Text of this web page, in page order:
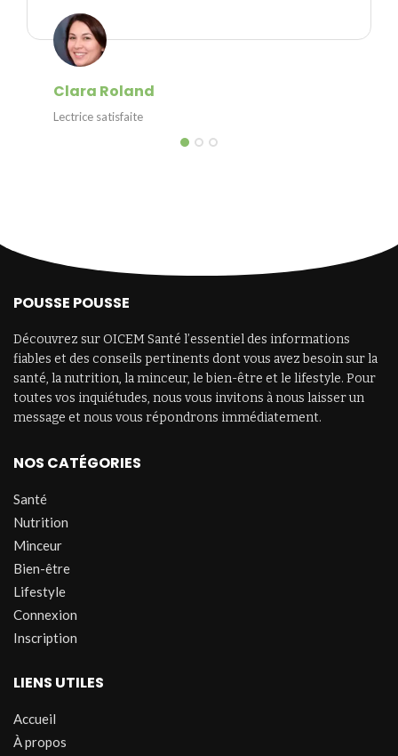
Clara Roland
Lectrice satisfaite
POUSSE POUSSE
Découvrez sur OICEM Santé l’essentiel des informations
fiables et des conseils pertinents dont vous avez besoin sur la
santé, la nutrition, la minceur, le bien-être et le lifestyle. Pour
toutes vos inquiétudes, nous vous invitons à nous laisser un
message et nous vous répondrons immédiatement.
NOS CATÉGORIES
Santé
Nutrition
Minceur
Bien-être
Lifestyle
Connexion
Inscription
LIENS UTILES
Accueil
À propos